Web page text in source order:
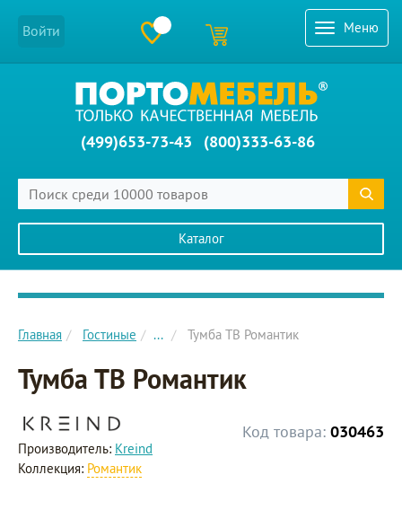
Меню
Войти
(499)653-73-43 (800)333-63-86
Каталог
Главное меню сайта
Главная Гостиные ... Тумба ТВ Романтик
Тумба ТВ Романтик
Код товара: 030463
Производитель: Kreind
Коллекция: Романтик